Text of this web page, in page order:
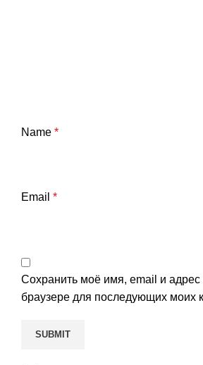
Name *
Email *
Сохранить моё имя, email и адрес
браузере для последующих моих